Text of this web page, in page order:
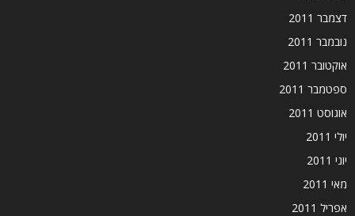
דצמבר 2011
נובמבר 2011
אוקטובר 2011
ספטמבר 2011
אוגוסט 2011
יולי 2011
יוני 2011
מאי 2011
אפריל 2011